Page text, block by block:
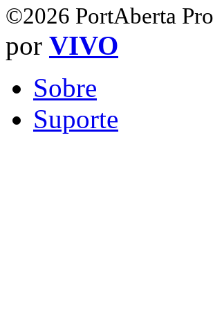
©2026 PortAberta
por VIVO
Sobre
Suporte